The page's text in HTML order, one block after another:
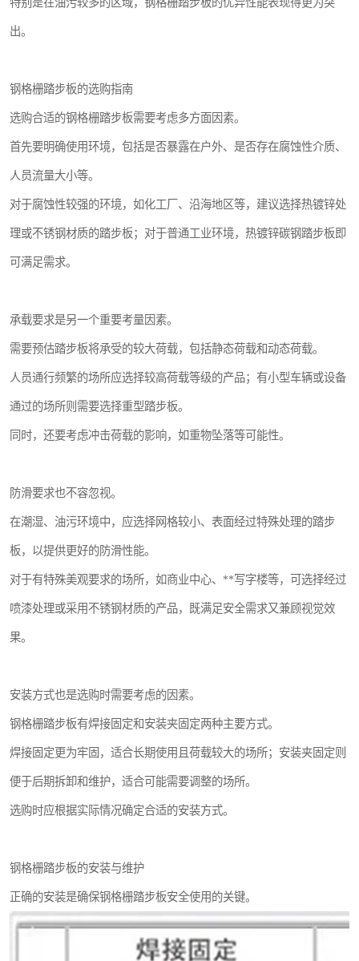
出。
钢格栅踏步板的选购指南
选购合适的钢格栅踏步板需要考虑多方面因素。
首先要明确使用环境，包括是否暴露在户外、是否存在腐蚀性介质、
人员流量大小等。
对于腐蚀性较强的环境，如化工厂、沿海地区等，建议选择热镀锌处
理或不锈钢材质的踏步板；对于普通工业环境，热镀锌碳钢踏步板即
可满足需求。
承载要求是另一个重要考量因素。
需要预估踏步板将承受的较大荷载，包括静态荷载和动态荷载。
人员通行频繁的场所应选择较高荷载等级的产品；有小型车辆或设备
通过的场所则需要选择重型踏步板。
同时，还要考虑冲击荷载的影响，如重物坠落等可能性。
防滑要求也不容忽视。
在潮湿、油污环境中，应选择网格较小、表面经过特殊处理的踏步
板，以提供更好的防滑性能。
对于有特殊美观要求的场所，如商业中心、**写字楼等，可选择经过
喷漆处理或采用不锈钢材质的产品，既满足安全需求又兼顾视觉效
果。
安装方式也是选购时需要考虑的因素。
钢格栅踏步板有焊接固定和安装夹固定两种主要方式。
焊接固定更为牢固，适合长期使用且荷载较大的场所；安装夹固定则
便于后期拆卸和维护，适合可能需要调整的场所。
选购时应根据实际情况确定合适的安装方式。
钢格栅踏步板的安装与维护
正确的安装是确保钢格栅踏步板安全使用的关键。